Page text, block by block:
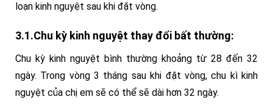
loạn kinh nguyệt sau khi đặt vòng.
3.1.Chu kỳ kinh nguyệt thay đổi bất thường:
Chu kỳ kinh nguyệt bình thường khoảng từ 28 đến 32
ngày. Trong vòng 3 tháng sau khi đặt vòng, chu kì kinh
nguyệt của chị em sẽ có thể sẽ dài hơn 32 ngày.